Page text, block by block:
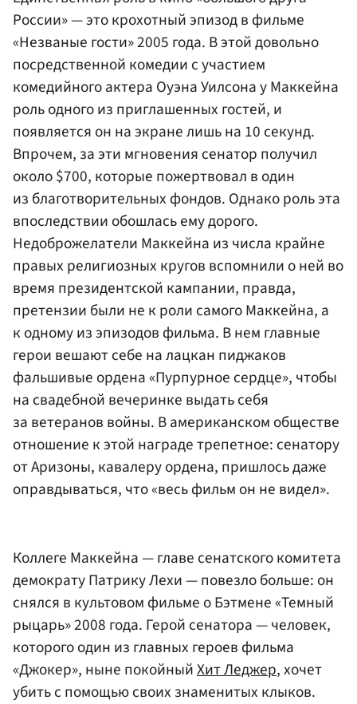
России» — это крохотный эпизод в фильме
«Незваные гости» 2005 года. В этой довольно
посредственной комедии с участием
комедийного актера Оуэна УилсонауМаккейна
роль одного из приглашенных гостей, и
появляется он на экране лишь на 10 секунд.
Впрочем, за эти мгновения сенатор получил
около $700, которые пожертвовал в один
из благотворительных фондов. Однако роль эта
впоследствии обошлась ему дорого.
Недоброжелатели Маккейна из числа крайне
правых религиозных кругов вспомнили о ней во
время президентской кампании, правда,
претензии были не к роли самого Маккейна, а
к одному из эпизодов фильма. В нем главные
герои вешают себе на лацкан пиджаков
фальшивые ордена «Пурпурное сердце», чтобы
на свадебной вечеринке выдать себя
за ветеранов войны. В американском обществе
отношение к этой награде трепетное: сенатору
от Аризоны, кавалеру ордена, пришлось даже
оправдываться, что «весь фильм он не видел».
Коллеге Маккейна — главе сенатского комитета
демократу Патрику Лехи — повезло больше: он
снялся в культовом фильме о Бэтмене «Темный
рыцарь» 2008 года. Герой сенатора — человек,
которого один из главных героев фильма
«Джокер», ныне покойныйХит Леджер, хочет
убить с помощью своих знаменитых клыков.